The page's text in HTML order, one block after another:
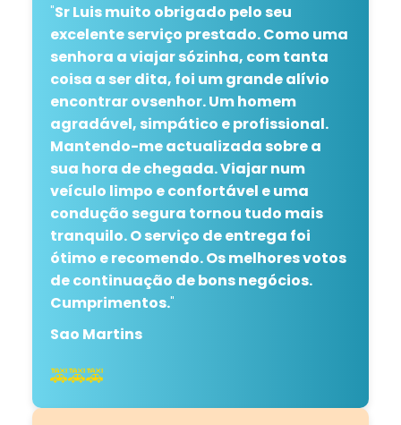
"Sr Luis muito obrigado pelo seu
excelente serviço prestado. Como uma
senhora a viajar sózinha, com tanta
coisa a ser dita, foi um grande alívio
encontrar ovsenhor. Um homem
agradável, simpático e profissional.
Mantendo-me actualizada sobre a
sua hora de chegada. Viajar num
veículo limpo e confortável e uma
condução segura tornou tudo mais
tranquilo. O serviço de entrega foi
ótimo e recomendo. Os melhores votos
de continuação de bons negócios.
Cumprimentos."
Sao Martins
🚕🚕🚕